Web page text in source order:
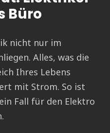
Büro
nicht nur im
Alles, was die
Ihres Lebens
mit Strom. So ist
Fall für den Elektro